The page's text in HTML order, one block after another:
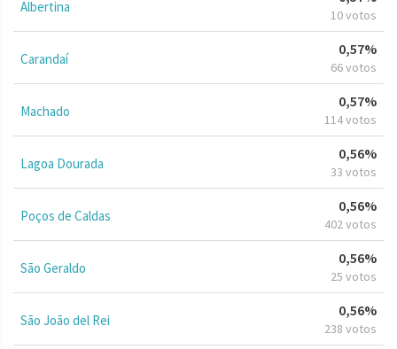
Albertina 10 votos
Carandaí
0,57%
66 votos
Machado
0,57%
114 votos
Lagoa Dourada
0,56%
33 votos
Poços de Caldas
0,56%
402 votos
São Geraldo
0,56%
25 votos
São João del Rei
0,56%
238 votos